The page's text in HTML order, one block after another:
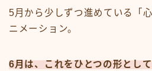
5月から少しずつ進めている「
ニメーション。
6月は、これをひとつの形とし